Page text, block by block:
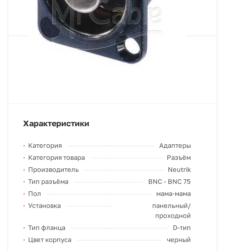
Артикул NBB75DFIB
Характеристики
Категория
Адаптеры
Категория товара
Разъём
Производитель
Neutrik
Тип разъёма
BNC - BNC 75
Пол
мама-мама
Установка
панельный/
проходной
Тип фланца
D-тип
Цвет корпуса
черный